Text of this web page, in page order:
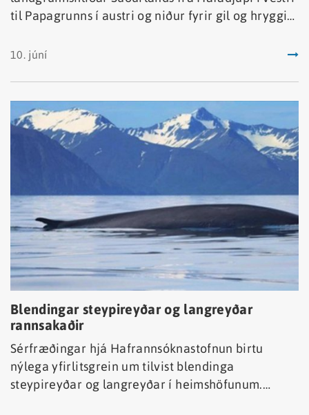
til Papagrunns í austri og niður fyrir gil og hryggi
10. júní
Blendingar steypireyðar og langreyðar
rannsakaðir
Sérfræðingar hjá Hafrannsóknastofnun birtu
nýlega yfirlitsgrein um tilvist blendinga
steypireyðar og langreyðar í heimshöfunum.